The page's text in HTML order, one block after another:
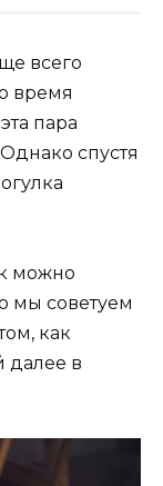
всего
время
пара
спустя
можно
мы советуем
как
далее в